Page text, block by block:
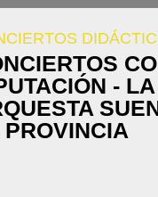
- LA
PROVINCIA